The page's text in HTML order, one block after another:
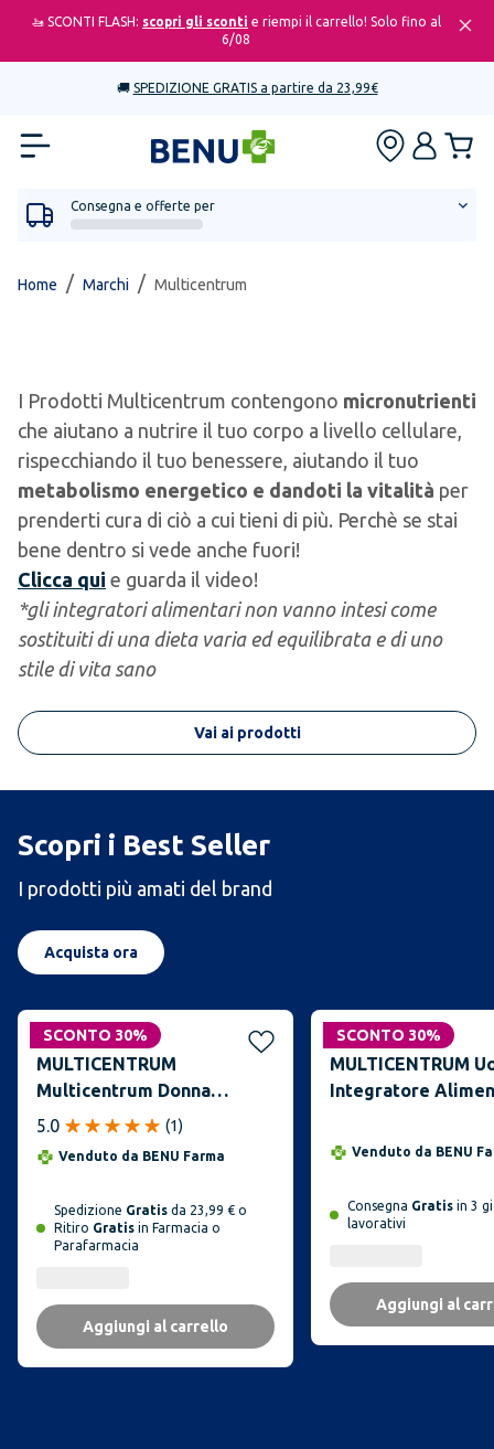
🚤 SCONTI FLASH: scopri gli sconti e riempi il carrello! Solo fino al
6/08
🚚 SPEDIZIONE GRATIS a partire da 23,99€
Consegna e offerte per
Home / Marchi / Multicentrum
I Prodotti Multicentrum contengono micronutrienti
che aiutano a nutrire il tuo corpo a livello cellulare,
rispecchiando il tuo benessere, aiutando il tuo
metabolismo energetico e dandoti la vitalità per
prenderti cura di ciò a cui tieni di più. Perchè se stai
bene dentro si vede anche fuori!​​
Clicca qui e guarda il video!
*gli integratori alimentari non vanno intesi come
sostituiti di una dieta varia ed equilibrata e di uno
stile di vita sano
Vai ai prodotti
Scopri i Best Seller
I prodotti più amati del brand
Acquista ora
SCONTO 30%
MULTICENTRUM
Multicentrum Donna
Multivitaminico 60
5.0 (1)
Venduto da BENU Farma
Spedizione Gratis da 23,99 € o
Ritiro Gratis in Farmacia o
Parafarmacia
Aggiungi al carrello
SCONTO 30%
MULTICENTRUM
Integratore
Venduto da BENU
Consegna Gratis in 3
lavorativi
Aggiungi al